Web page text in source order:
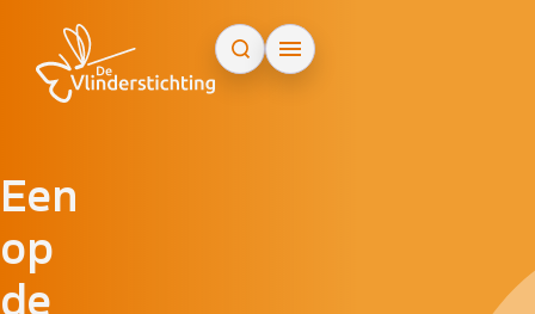
Een
op
de